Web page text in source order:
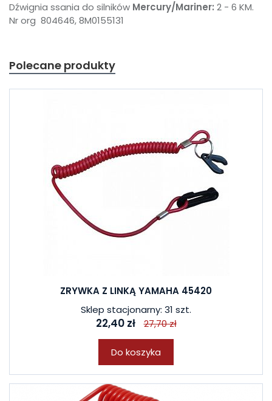
Dźwignia ssania do silników Mercury/Mariner: 2 - 6 KM.
Nr org 804646, 8M0155131
Polecane produkty
ZRYWKA Z LINKĄ YAMAHA 45420
Sklep stacjonarny: 31 szt.
22,40 zł 27,70 zł
Do koszyka